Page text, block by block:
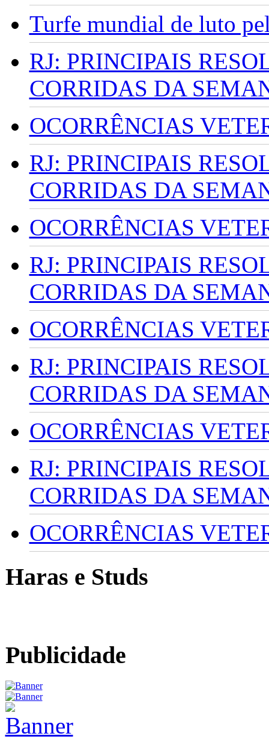
Turfe mundial de luto
RJ: PRINCIPAIS
CORRIDAS DA
OCORRÊNCIAS
RJ: PRINCIPAIS
CORRIDAS DA
OCORRÊNCIAS
RJ: PRINCIPAIS
CORRIDAS DA
OCORRÊNCIAS
RJ: PRINCIPAIS
CORRIDAS DA
OCORRÊNCIAS
RJ: PRINCIPAIS
CORRIDAS DA
OCORRÊNCIAS
Haras e Studs
Publicidade